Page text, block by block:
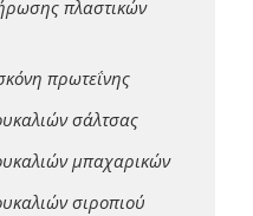
πλαστικών
πρωτεΐνης
σάλτσας
μπαχαρικών
σιροπιού